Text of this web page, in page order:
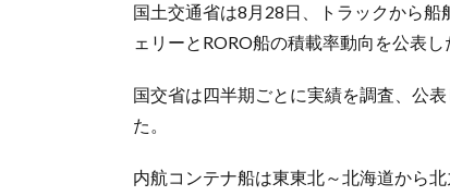
国土交通省は8月28日、トラックから
ェリーとRORO船の積載率動向を公表し
国交省は四半期ごとに実績を調査、公
た。
内航コンテナ船は東東北～北海道から